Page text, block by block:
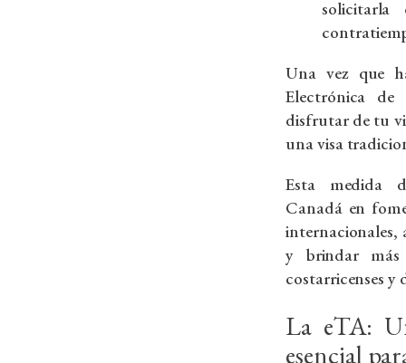
solicitarla
Una vez que
Electrónica
disfrutar de tu
una visa
Esta medida
Canadá en
internacionales,
y brindar más
costarricenses y
La eTA:
esencial